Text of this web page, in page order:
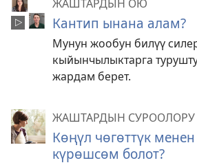
ЖАШТАРДЫН ОЮ
Кантип ынана алам?
Мунун жообун билүү
кыйынчылыктарга
жардам берет.
ЖАШТАРДЫН СУРООЛОРУ
Көңүл чөгөттүк
күрөшсөм болот?